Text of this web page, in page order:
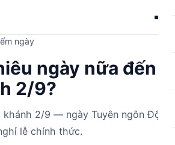
ngày
ngày nữa đến
2/9?
2/9 — ngày Tuyên ngôn Độc
lễ chính thức.